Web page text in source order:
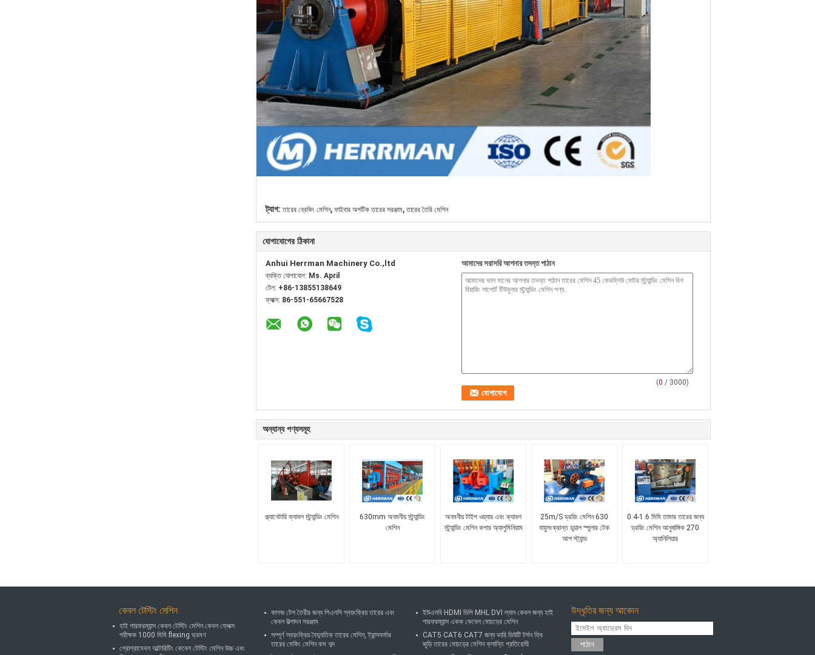
ট্যাগ: তারের ব্রেকিং মেশিন, ফাইবার অপটিক তারের সরঞ্জাম, তারের তৈরি মেশিন
যোগাযোগের ঠিকানা
Anhui Herrman Machinery Co.,ltd
ব্যক্তি যোগাযোগ: Ms. April
টেল: +86-13855138649
ফ্যাক্স: 86-551-65667528
আমাদের সরাসরি আপনার তদন্ত পাঠান
(0 / 3000)
অন্যান্য পণ্যসমূহ
প্ল্যানেটারি ক্যাবল স্ট্র্যান্ডিং মেশিন
630mm অনমনীয় স্ট্র্যান্ডিং
মেশিন
অনমনীয় টাইপ ওয়্যার এবং ক্যাবল
স্ট্র্যান্ডিং মেশিন কপার অ্যালুমিনিয়াম
25m/S ড্রয়িং মেশিন 630
বায়ুসংক্রান্ত ডুয়াল স্পুলার টেক
আপ স্ট্যান্ড
0.4-1.6 মিমি তামার তারের জন্য
ড্রয়িং মেশিন আনুষাঙ্গিক 270
অ্যানিলিয়ার
কেবল টেস্টিং মেশিন
হাই পারফরম্যান্স কেবল টেস্টিং মেশিন কেবল ফ্লেক্স
পরীক্ষক 1000 মিমি flexing ভ্রমণ
প্রোগ্রামেবল আল্টারিটিং কেবেল টেস্টিং মেশিন উচ্চ এবং
কাগজ টেপ তৈরীর জন্য পিএলসি স্বয়ংক্রিয় তারের এবং
কেবল উত্পাদন সরঞ্জাম
সম্পূর্ণ স্বয়ংক্রিয় বৈদ্যুতিক তারের মেশিন, ট্রান্সফর্মার
তারের মেকিং মেশিন কম শব্দ
ইউএসবি HDMI ডিপি MHL DVI ল্যান কেবল জন্য হাই
পারফরম্যান্স একক কেবেল মোচড়ের মেশিন
CAT5 CAT6 CAT7 জন্য ভারি ডিউটি ​​টর্সন ফ্রি
জুড়ি তারের মোচড়ের মেশিন ক্লান্তি প্রতিরোধী
উদ্ধৃতির জন্য আবেদন
পাঠান